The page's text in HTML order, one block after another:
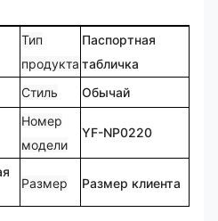
Тип
продукта
Паспортная
табличка
Стиль
Обычай
Номер
модели
YF-NP0220
Размер Размер клиента